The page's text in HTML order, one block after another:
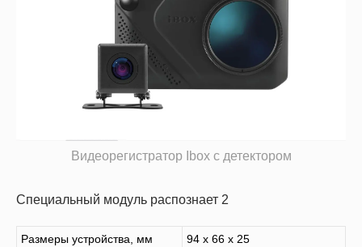
Видеорегистратор Ibox с детектором
Специальный модуль распознает 2
Размеры устройства, мм
94 x 66 x 25